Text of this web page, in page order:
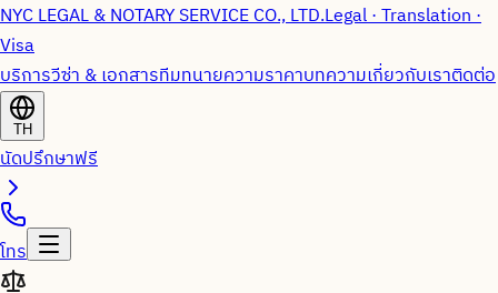
NYC LEGAL & NOTARY SERVICE CO., LTD.Legal · Translation ·
Visa
บริการวีซ่า & เอกสารทีมทนายความราคาบทความเกี่ยวกับเราติดต่อ
TH
นัดปรึกษาฟรี
โทร